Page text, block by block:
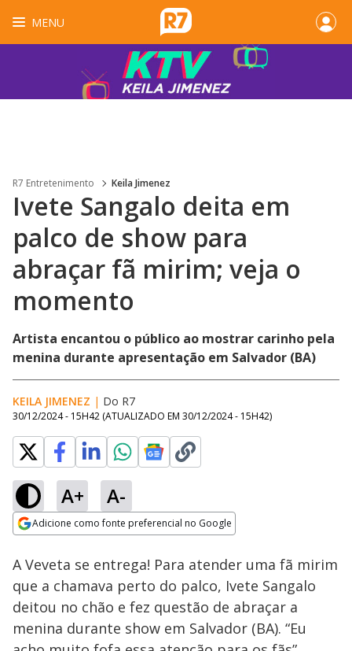
MENU
R7 Entretenimento Keila Jimenez
Ivete Sangalo deita em
palco de show para
abraçar fã mirim; veja o
momento
Artista encantou o público ao mostrar carinho pela
menina durante apresentação em Salvador (BA)
KEILA JIMENEZ | Do R7
30/12/2024 - 15H42 (ATUALIZADO EM 30/12/2024 - 15H42)
A+ A-
Adicione como fonte preferencial no Google
Ativar
Loaded
71.58%
A Veveta se entrega! Para atender uma fã mirim
que a chamava perto do palco, Ivete Sangalo
deitou no chão e fez questão de abraçar a
menina durante show em Salvador (BA). “Eu